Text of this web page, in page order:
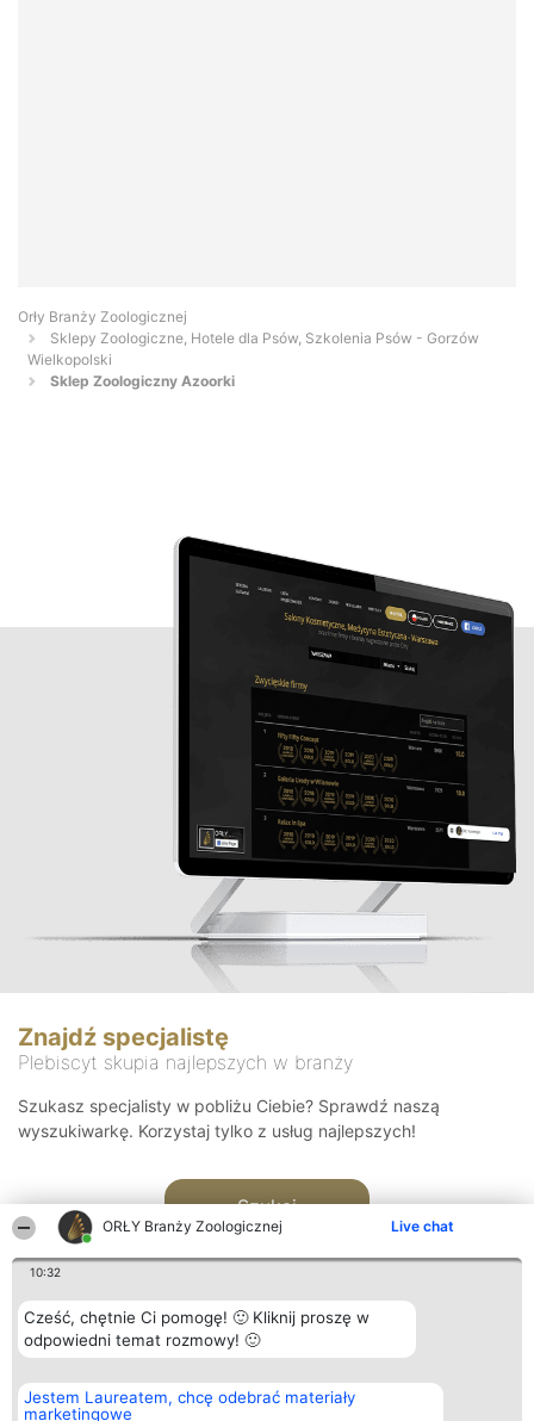
ORŁY Branży Zoologicznej Live chat
10:32
Cześć, chętnie Ci pomogę! 🙂 Kliknij proszę w
odpowiedni temat rozmowy! 🙂
Jestem Laureatem, chcę odebrać materiały
marketingowe
Orły Branży Zoologicznej
Sklepy Zoologiczne, Hotele dla Psów, Szkolenia Psów - Gorzów
Wielkopolski
Sklep Zoologiczny Azoorki
Znajdź specjalistę
Plebiscyt skupia najlepszych w branży
Szukasz specjalisty w pobliżu Ciebie? Sprawdź naszą
wyszukiwarkę. Korzystaj tylko z usług najlepszych!
Szukaj
Organizator plebiscytu
Bright Side Solutions sp. z o.
o. sp. k.
Plebiscyt
Laureaci
Kontakt
Kontakt